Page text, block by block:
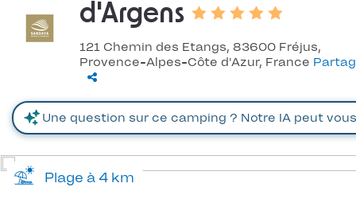
d'Argens
121 Chemin des Etangs, 83600 Fréjus,
Provence-Alpes-Côte d'Azur, France
Plage à 4 km